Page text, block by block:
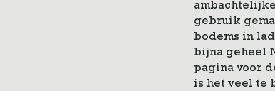
gebruik
bodems in
bijna geheel
pagina voor
is het veel te